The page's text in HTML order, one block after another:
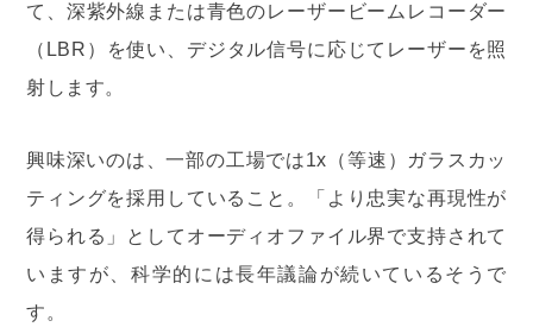
て、深紫外線または青色のレーザービームレコーダー
（LBR）を使い、デジタル信号に応じてレーザーを照
射します。
興味深いのは、一部の工場では1x（等速）ガラスカッ
ティングを採用していること。「より忠実な再現性が
得られる」としてオーディオファイル界で支持されて
いますが、科学的には長年議論が続いているそうで
す。